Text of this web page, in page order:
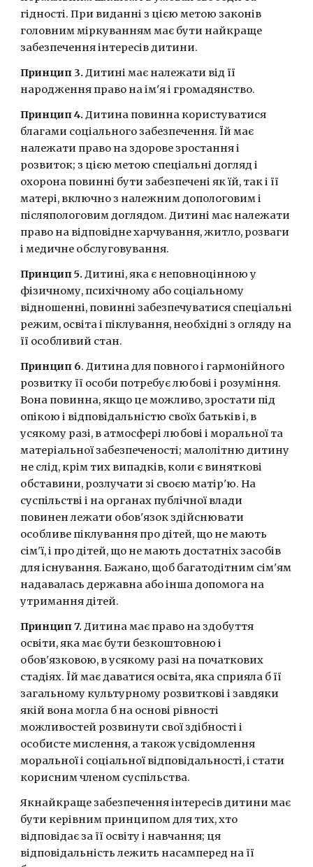
гідності. При виданні з цією метою законів
головним міркуванням має бути найкраще
забезпечення інтересів дитини.
Принцип 3. Дитині має належати від її
народження право на ім'я і громадянство.
Принцип 4. Дитина повинна користуватися
благами соціального забезпечення. Їй має
належати право на здорове зростання і
розвиток; з цією метою спеціальні догляд і
охорона повинні бути забезпечені як їй, так і її
матері, включно з належним допологовим і
післяпологовим доглядом. Дитині має належати
право на відповідне харчування, житло, розваги
і медичне обслуговування.
Принцип 5. Дитині, яка є неповноцінною у
фізичному, психічному або соціальному
відношенні, повинні забезпечуватися спеціальні
режим, освіта і піклування, необхідні з огляду на
її особливий стан.
Принцип 6. Дитина для повного і гармонійного
розвитку її особи потребує любові і розуміння.
Вона повинна, якщо це можливо, зростати під
опікою і відповідальністю своїх батьків і, в
усякому разі, в атмосфері любові і моральної та
матеріальної забезпеченості; малолітню дитину
не слід, крім тих випадків, коли є виняткові
обставини, розлучати зі своєю матір'ю. На
суспільстві і на органах публічної влади
повинен лежати обов'язок здійснювати
особливе піклування про дітей, що не мають
сім'ї, і про дітей, що не мають достатніх засобів
для існування. Бажано, щоб багатодітним сім'ям
надавалась державна або інша допомога на
утримання дітей.
Принцип 7. Дитина має право на здобуття
освіти, яка має бути безкоштовною і
обов'язковою, в усякому разі на початкових
стадіях. Їй має даватися освіта, яка сприяла б її
загальному культурному розвиткові і завдяки
якій вона могла б на основі рівності
можливостей розвинути свої здібності і
особисте мислення, а також усвідомлення
моральної і соціальної відповідальності, і стати
корисним членом суспільства.
Якнайкраще забезпечення інтересів дитини має
бути керівним принципом для тих, хто
відповідає за її освіту і навчання; ця
відповідальність лежить насамперед на її